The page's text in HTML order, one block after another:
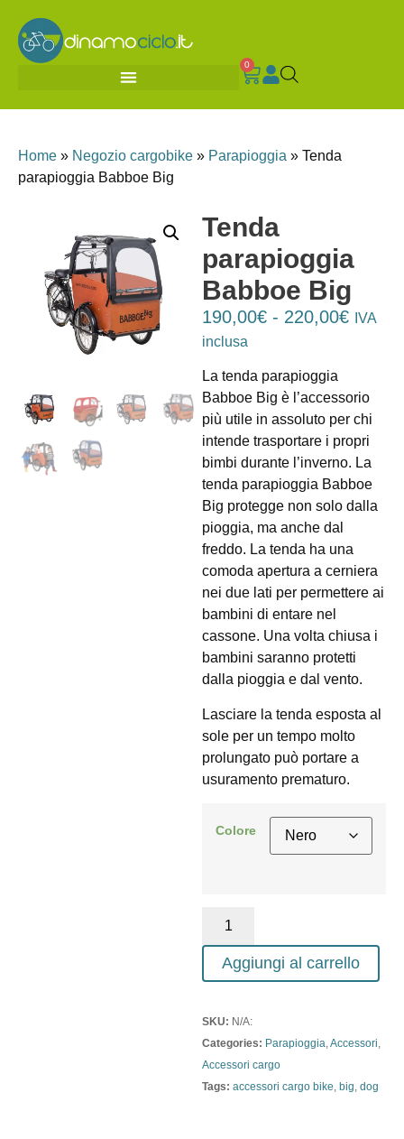
0
Home » Negozio cargobike » Parapioggia » Tenda
parapioggia Babboe Big
Tenda
parapioggia
Babboe Big
190,00€ - 220,00€ IVA
inclusa
La tenda parapioggia
Babboe Big è l’accessorio
più utile in assoluto per chi
intende trasportare i propri
bimbi durante l’inverno. La
tenda parapioggia Babboe
Big protegge non solo dalla
pioggia, ma anche dal
freddo. La tenda ha una
comoda apertura a cerniera
nei due lati per permettere ai
bambini di entare nel
cassone. Una volta chiusa i
bambini saranno protetti
dalla pioggia e dal vento.
Lasciare la tenda esposta al
sole per un tempo molto
prolungato può portare a
usuramento prematuro.
Colore
Aggiungi al carrello
SKU: N/A:
Categories: Parapioggia,Accessori,
Accessori cargo
Tags: accessori cargo bike, big, dog